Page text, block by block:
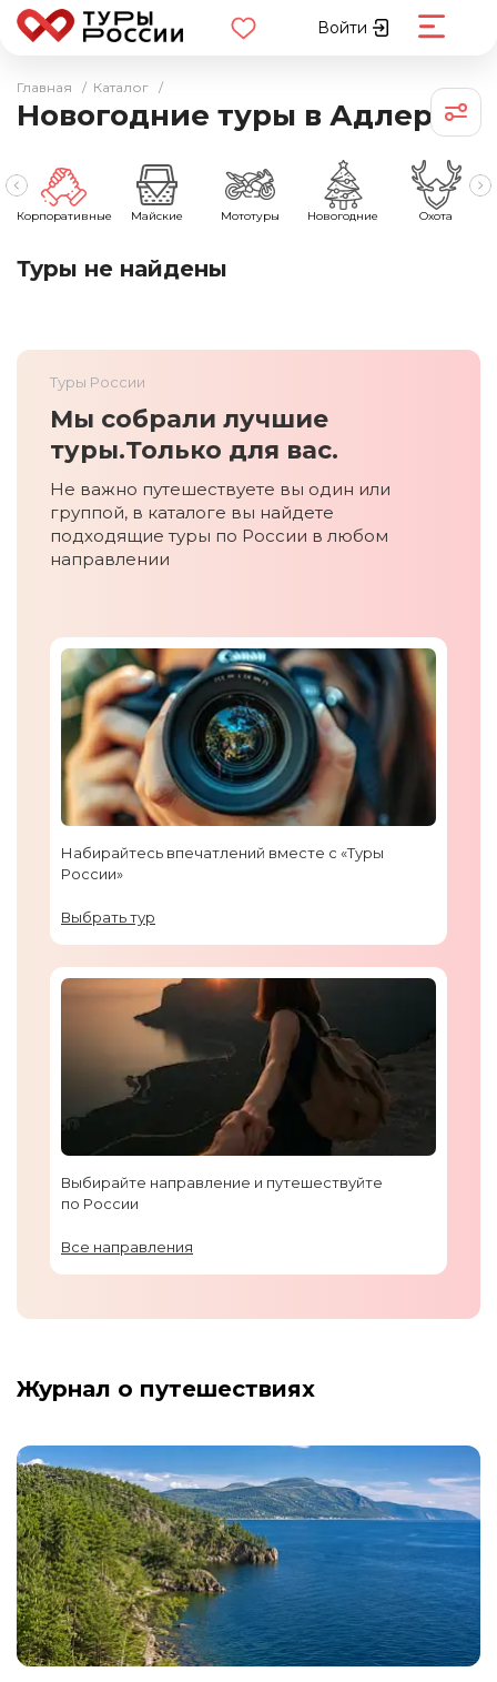
Войти
Главная / Каталог /
Новогодние туры в Адлер
Корпоративные Майские Мототуры Новогодние Охота
Туры не найдены
Туры России
Мы собрали лучшие
туры.Только для вас.
Не важно путешествуете вы один или
группой, в каталоге вы найдете
подходящие туры по России в любом
направлении
Набирайтесь впечатлений вместе с «Туры
России»
Выбрать тур
Выбирайте направление и путешествуйте
по России
Все направления
Журнал о путешествиях